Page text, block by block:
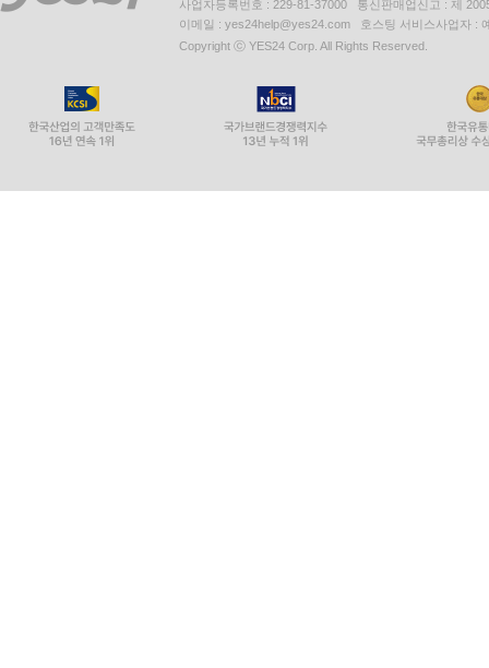
사업자등록번호 : 229-81-37000 통신판매업신고 : 제
이메일 : yes24help@yes24.com 호스팅 서비스사업자 :
Copyright ⓒ YES24 Corp. All Rights Reserved.